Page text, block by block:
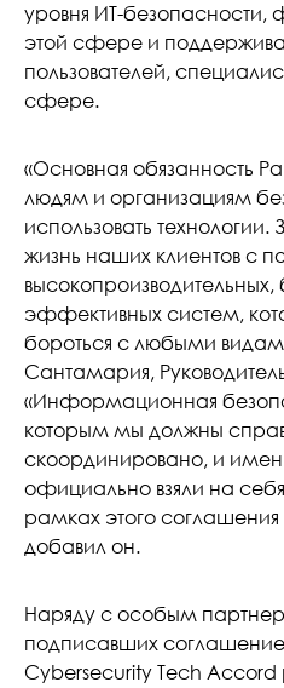
уровня ИТ-безопасности,
этой сфере и
пользователей,
сфере.
«Основная обязанность
людям и организациям
использовать
жизнь наших клиентов с
эффективных систем,
бороться с любыми
Сантамария,
«Информационная
которым мы должны
скоординировано, и
официально взяли на себя
рамках этого соглашения
добавил он.
Наряду с особым
подписавших
Cybersecurity Tech